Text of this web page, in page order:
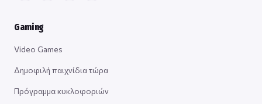
Gaming
Video Games
Δημοφιλή παιχνίδια τώρα
Πρόγραμμα κυκλοφοριών